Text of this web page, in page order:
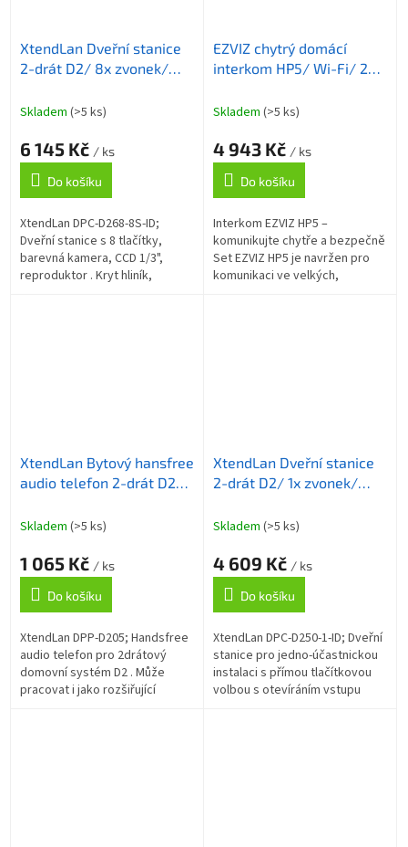
XtendLan Dveřní stanice
2-drát D2/ 8x zvonek/
montáž/ RFID 125kHz
Skladem (>5 ks)
6 145 Kč / ks
Do košíku
XtendLan DPC-D268-8S-ID;
Dveřní stanice s 8 tlačítky,
barevná kamera, CCD 1/3",
reproduktor . Kryt hliník,
EZVIZ chytrý domácí
interkom HP5/ Wi-Fi/ 2K/
videotelefon/ bezdrátový
stříbrný
Skladem (>5 ks)
4 943 Kč / ks
Do košíku
Interkom EZVIZ HP5 –
komunikujte chytře a bezpečně
Set EZVIZ HP5 je navržen pro
komunikaci ve velkých,
XtendLan Bytový hansfree
audio telefon 2-drát D2/
Skladem (>5 ks)
1 065 Kč / ks
Do košíku
XtendLan DPP-D205; Handsfree
audio telefon pro 2drátový
domovní systém D2 . Může
pracovat i jako rozšiřující
XtendLan Dveřní stanice
2-drát D2/ 1x zvonek/
montáž/ RFID 125kHz
Skladem (>5 ks)
4 609 Kč / ks
Do košíku
XtendLan DPC-D250-1-ID; Dveřní
stanice pro jedno-účastnickou
instalaci s přímou tlačítkovou
volbou s otevíráním vstupu